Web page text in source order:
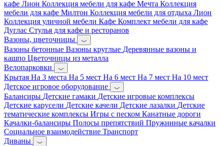
кафе Лион Коллекция мебели для кафе Мечта Коллекция
мебели для кафе Милтон Коллекция мебели для отдыха Лион
Коллекция уличной мебели Кафе Комплект мебели для кафе
Дуглас Стулья для кафе и ресторанов
Вазоны, цветочницы
Вазоны бетонные Вазоны круглые Деревянные вазоны и
кашпо Цветочницы из металла
Велопарковки
Крытая На 3 места На 5 мест На 6 мест На 7 мест На 10 мест
Детское игровое оборудование
Балансиры Детские гамаки Детские игровые комплексы
Детские карусели Детские качели Детские лазалки Детские
тематические комплексы Игры с песком Канатные дороги
Качалки-балансиры Полосы препятствий Пружинные качалки
Социальное взаимодействие Транспорт
Диваны